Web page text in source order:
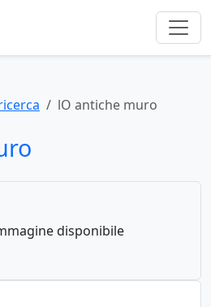
lO antiche muro
disponibile